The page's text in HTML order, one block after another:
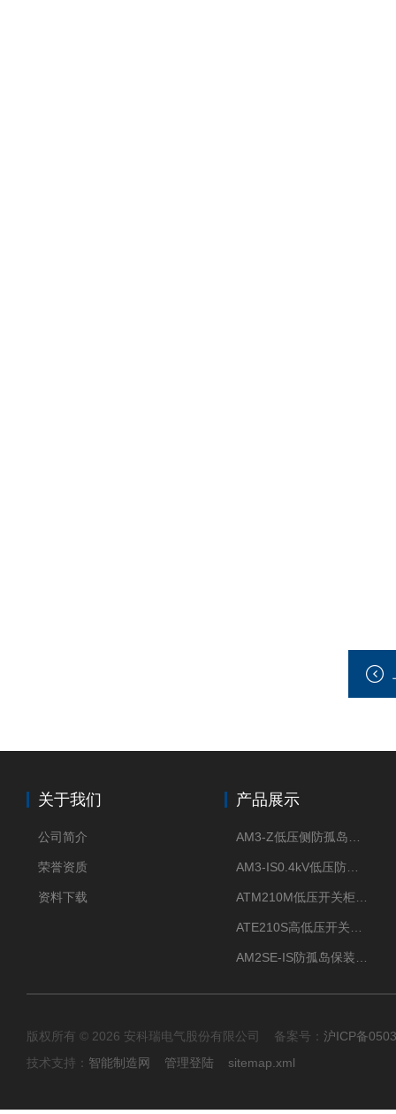
关于我们
公司简介
荣誉资质
资料下载
产品展示
版权所有 © 2026 安科瑞电气股份有限公司 备案号： 沪ICP备
技术支持： 智能制造网 管理登陆 sitemap.xml